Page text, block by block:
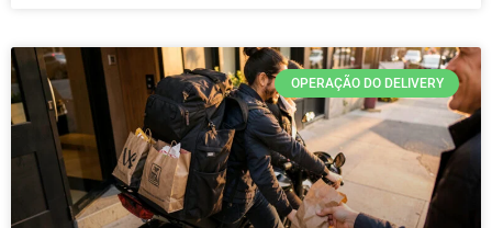
OPERAÇÃO DO DELIVERY